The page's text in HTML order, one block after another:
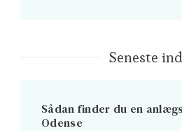
Seneste
Sådan finder du en
Odense